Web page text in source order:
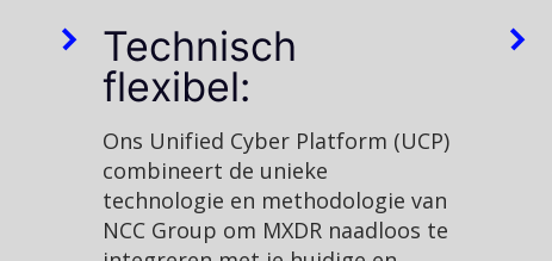
Technisch
flexibel:
Ons Unified Cyber Platform (UCP)
combineert de unieke
technologie en methodologie van
NCC Group om MXDR naadloos te